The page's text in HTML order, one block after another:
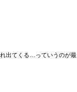
出てくる…っていうのが最